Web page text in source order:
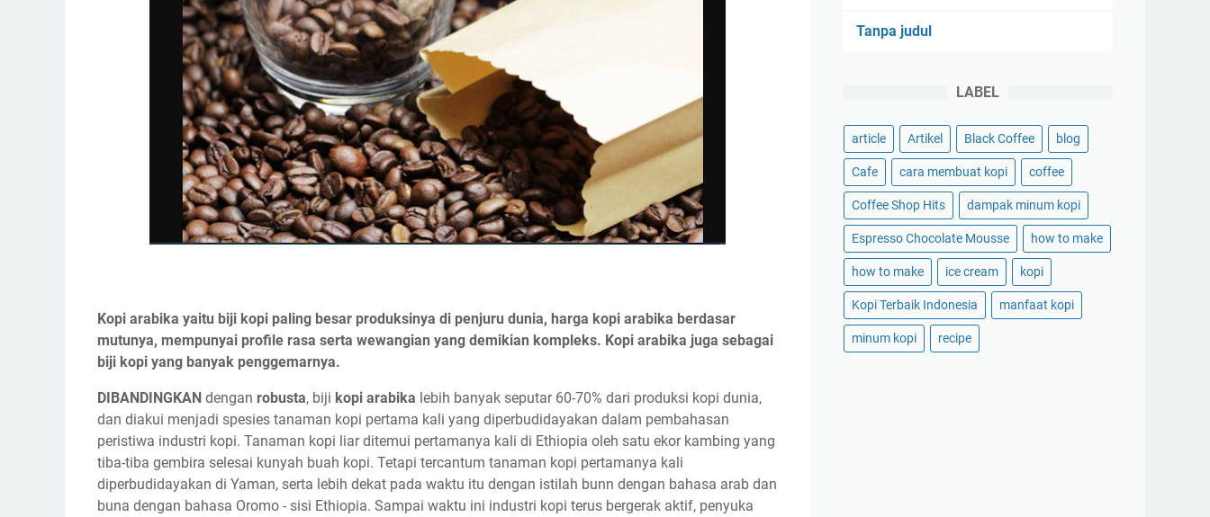
Kopi arabika yaitu biji kopi paling besar produksinya di penjuru dunia, harga kopi arabika berdasar
mutunya, mempunyai profile rasa serta wewangian yang demikian kompleks. Kopi arabika juga sebagai
biji kopi yang banyak penggemarnya.
DIBANDINGKAN dengan robusta, biji kopi arabika lebih banyak seputar 60-70% dari produksi kopi dunia,
dan diakui menjadi spesies tanaman kopi pertama kali yang diperbudidayakan dalam pembahasan
peristiwa industri kopi. Tanaman kopi liar ditemui pertamanya kali di Ethiopia oleh satu ekor kambing yang
tiba-tiba gembira selesai kunyah buah kopi. Tetapi tercantum tanaman kopi pertamanya kali
diperbudidayakan di Yaman, serta lebih dekat pada waktu itu dengan istilah bunn dengan bahasa arab dan
buna dengan bahasa Oromo - sisi Ethiopia. Sampai waktu ini industri kopi terus bergerak aktif, penyuka
Tanpa judul
LABEL
article Artikel Black Coffee blog
Cafe cara membuat kopi coffee
Coffee Shop Hits dampak minum kopi
Espresso Chocolate Mousse how to make
how to make ice cream kopi
Kopi Terbaik Indonesia manfaat kopi
minum kopi recipe